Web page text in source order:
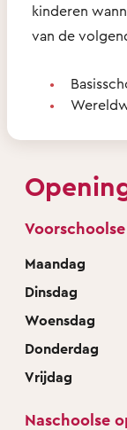
kinderen
van de
Maandag
Dinsdag
Woensdag
Donderdag
Vrijdag
Naschoolse